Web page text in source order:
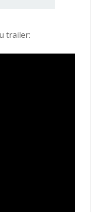
trailer: